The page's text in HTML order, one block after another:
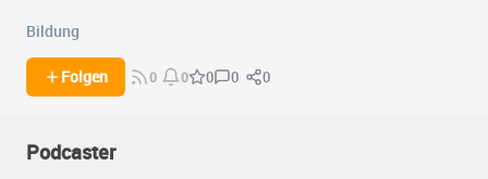
Bildung
Folgen 0 0 0 0 0
Podcaster